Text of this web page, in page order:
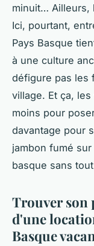
minuit… Ailleurs,
Ici, pourtant,
Pays Basque
à une culture
défigure pas les
village. Et ça,
moins pour
davantage pour
jambon fumé
basque sans
Trouver son
d'une
Basque